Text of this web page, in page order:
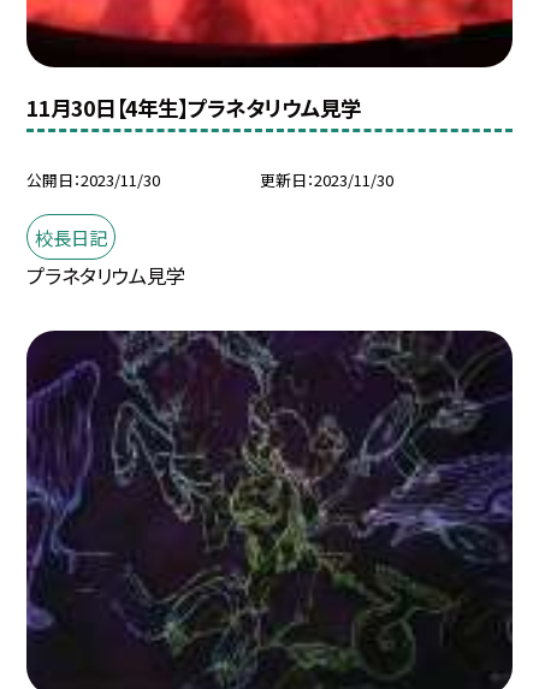
11月30日【4年生】プラネタリウム見学
公開日 2023/11/30 更新日 2023/11/30
校長日記
プラネタリウム見学